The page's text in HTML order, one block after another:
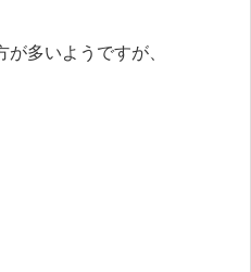
多いようですが、